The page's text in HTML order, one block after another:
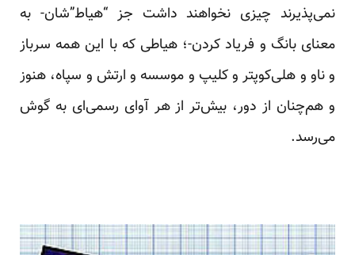
نمی‌پذیرند چیزی نخواهند داشت جز “هیاط”شان- به
معنای بانگ و فریاد کردن-؛ هیاطی که با این همه سرباز
و ناو و هلی‌کوپتر و کلیپ و موسسه و ارتش و سپاه، هنوز
و هم‌چنان از دور، بیش‌تر از هر آوای رسمی‌ای به گوش
می‌رسد.